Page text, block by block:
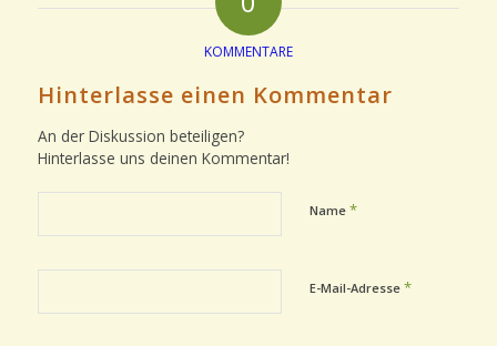
KOMMENTARE
Hinterlasse einen Kommentar
An der Diskussion beteiligen?
Hinterlasse uns deinen Kommentar!
Name *
E-Mail-Adresse *